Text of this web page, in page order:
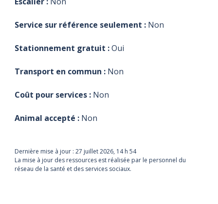
déplacement.
vérifier avec la
tout
vérifier avec la
tout
vérifier avec la
tout
vérifier avec la
tout
vérifier avec la
tout
Service sur référence seulement : Non
Stationnement gratuit :Oui
Transport en commun : Non
Coût pour services : Non
Animal accepté : Non
Dernière mise à jour : 27 juillet 2026, 14 h 54
La mise à jour des ressources est réalisée par le personnel du
réseau de la santé et des services sociaux.